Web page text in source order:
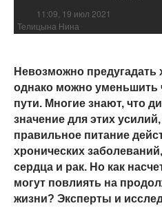
11:09, 19 июл 2021
Телицына Нина
Невозможно предугадать
однако можно уменьшить
пути. Многие знают, что
значение для этих
правильное питание
хронических
сердца и рак. Но как
могут повлиять на
жизни? Эксперты и